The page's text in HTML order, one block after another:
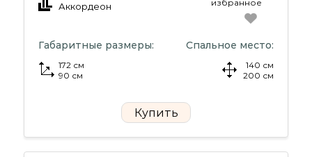
Аккордеон
избранное
Габаритные размеры:
172 см
90 см
Спальное место:
140 см
200 см
Купить